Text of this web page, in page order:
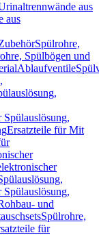
aus
aus
Spülrohre,
Spülbögen und
Ablaufventile
Ersatzteile für Mit
und
Spülrohre,
für